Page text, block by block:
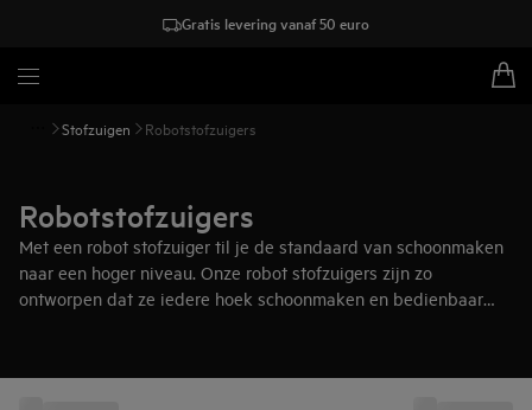
Gratis levering vanaf 50 euro
Stofzuigen Robotstofzuigers
Robotstofzuigers
Met een robot stofzuiger til je de standaard van schoonmaken
naar een hoger niveau. Onze robot stofzuigers zijn zo
ontworpen dat ze iedere hoek schoonmaken en bedienbaar